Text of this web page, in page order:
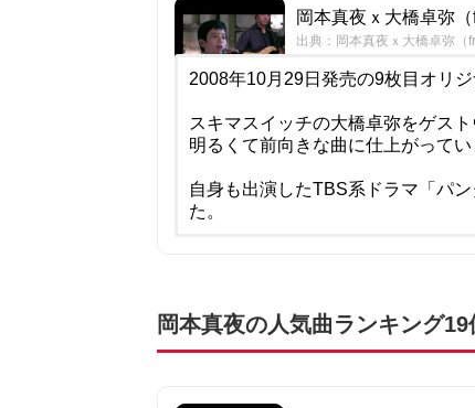
岡本真夜ｘ大橋卓弥
出典：岡本真夜ｘ大橋卓弥（
2008年10月29日発売の9枚目オリ
スキマスイッチの大橋卓弥をゲス
明るくて前向きな曲に仕上がってい
自身も出演したTBS系ドラマ「パ
た。
岡本真夜の人気曲ランキング